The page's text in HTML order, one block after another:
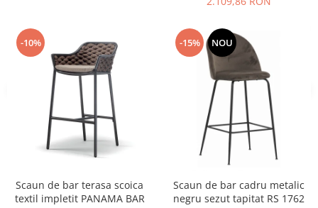
Blaturi din lemn masiv
Blaturi din HPL Compact
Blaturi din piatra naturala si
compozit
Scaune profesionale
Scaun laborator
Scaune de lucru
-10%
Scaun de bar terasa scoica
textil impletit PANAMA BAR
-15% NOU
Scaun de bar cadru metalic
negru sezut tapitat RS 1762